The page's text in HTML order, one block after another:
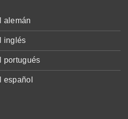
alemán
inglés
portugués
español